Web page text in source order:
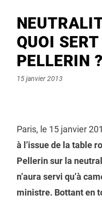
QUOI
PELLERIN ?
Posted
15 janvier 2013
Paris, le 15 janvier
à l’issue de la table
Pellerin sur la
n’aura servi qu’à
ministre. Bottant en